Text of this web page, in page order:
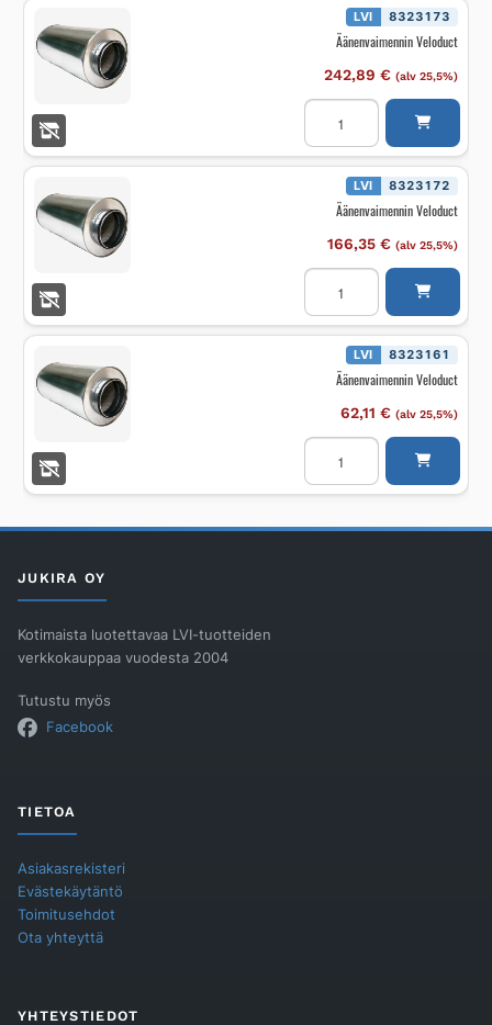
LVI 8323173
Äänenvaimennin Veloduct
242,89 € (alv 25,5%)
Äänenvaimennin
Veloduct
määrä
LVI 8323172
Äänenvaimennin Veloduct
166,35 € (alv 25,5%)
Äänenvaimennin
Veloduct
määrä
LVI 8323161
Äänenvaimennin Veloduct
62,11 € (alv 25,5%)
Äänenvaimennin
Veloduct
määrä
JUKIRA OY
Kotimaista luotettavaa LVI-tuotteiden
verkkokauppaa vuodesta 2004
Tutustu myös
Facebook
TIETOA
Asiakasrekisteri
Evästekäytäntö
Toimitusehdot
Ota yhteyttä
YHTEYSTIEDOT